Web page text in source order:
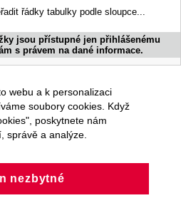
řádky tabulky podle sloupce...
jsou přístupné jen přihlášenému
s právem na dané informace.
webu a k personalizaci
soubory cookies. Když
poskytnete nám
správě a analýze.
nezbytné